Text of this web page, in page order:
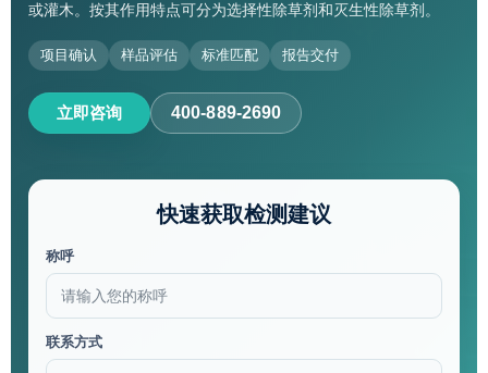
或灌木。按其作用特点可分为选择性除草剂和灭生性除草剂。
项目确认 样品评估 标准匹配 报告交付
立即咨询 400-889-2690
快速获取检测建议
称呼
联系方式